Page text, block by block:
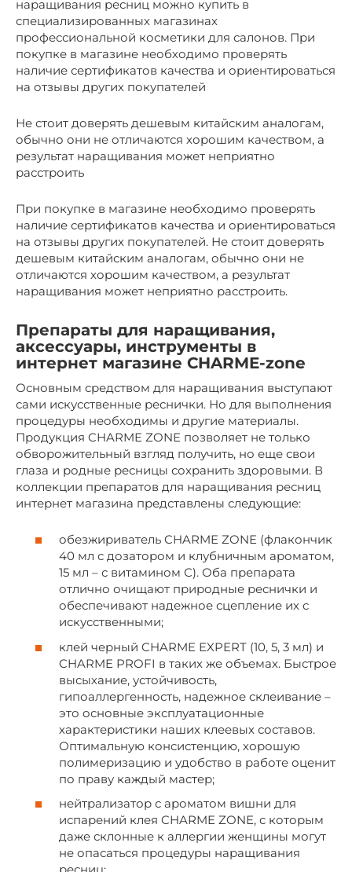
наращивания ресниц можно купить в
специализированных магазинах
профессиональной косметики для салонов. При
покупке в магазине необходимо проверять
наличие сертификатов качества и ориентироваться
на отзывы других покупателей
Не стоит доверять дешевым китайским аналогам,
обычно они не отличаются хорошим качеством, а
результат наращивания может неприятно
расстроить
При покупке в магазине необходимо проверять
наличие сертификатов качества и ориентироваться
на отзывы других покупателей. Не стоит доверять
дешевым китайским аналогам, обычно они не
отличаются хорошим качеством, а результат
наращивания может неприятно расстроить.
Препараты для наращивания,
аксессуары, инструменты в
интернет магазине CHARME-zone
Основным средством для наращивания выступают
сами искусственные реснички. Но для выполнения
процедуры необходимы и другие материалы.
Продукция CHARME ZONE позволяет не только
обворожительный взгляд получить, но еще свои
глаза и родные ресницы сохранить здоровыми. В
коллекции препаратов для наращивания ресниц
интернет магазина представлены следующие:
обезжириватель CHARME ZONE (флакончик
40 мл с дозатором и клубничным ароматом,
15 мл – с витамином С). Оба препарата
отлично очищают природные реснички и
обеспечивают надежное сцепление их с
искусственными;
клей черный CHARME EXPERT (10, 5, 3 мл) и
CHARME PROFI в таких же объемах. Быстрое
высыхание, устойчивость,
гипоаллергенность, надежное склеивание –
это основные эксплуатационные
характеристики наших клеевых составов.
Оптимальную консистенцию, хорошую
полимеризацию и удобство в работе оценит
по праву каждый мастер;
нейтрализатор с ароматом вишни для
испарений клея CHARME ZONE, с которым
даже склонные к аллергии женщины могут
не опасаться процедуры наращивания